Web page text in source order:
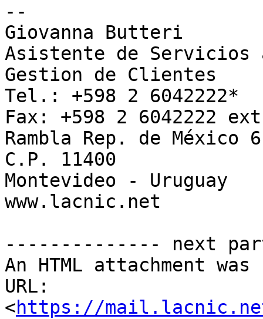
--
Giovanna Butteri
Asistente de Servicios
Gestion de Clientes
Tel.: +598 2 6042222*
Fax: +598 2 6042222
Rambla Rep. de México
C.P. 11400
Montevideo - Uruguay
www.lacnic.net
-------------- next
An HTML attachment
URL:
<https://mail.lacnic.net/